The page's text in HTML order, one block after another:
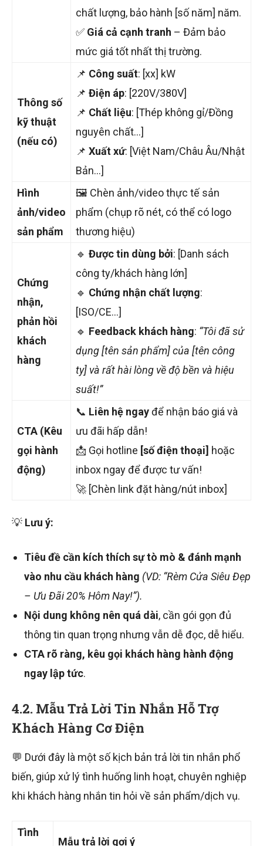
chất lượng, bảo hành [số năm] năm.
✅ Giá cả cạnh tranh – Đảm bảo
mức giá tốt nhất thị trường.
Thông số
kỹ thuật
(nếu có)
📌 Công suất: [xx] kW
📌 Điện áp: [220V/380V]
📌 Chất liệu: [Thép không gỉ/Đồng
nguyên chất…]
📌 Xuất xứ: [Việt Nam/Châu Âu/Nhật
Bản…]
Hình
ảnh/video
sản phẩm
🖼️ Chèn ảnh/video thực tế sản
phẩm (chụp rõ nét, có thể có logo
thương hiệu)
Chứng
nhận,
phản hồi
khách
hàng
🔹 Được tin dùng bởi: [Danh sách
công ty/khách hàng lớn]
🔹 Chứng nhận chất lượng:
[ISO/CE…]
🔹 Feedback khách hàng: “Tôi đã sử
dụng [tên sản phẩm] của [tên công
ty] và rất hài lòng về độ bền và hiệu
suất!”
CTA (Kêu
gọi hành
động)
📞 Liên hệ ngayđể nhận báo giá và
ưu đãi hấp dẫn!
📩 Gọi hotline [số điện thoại] hoặc
inbox ngay để được tư vấn!
🚀 [Chèn link đặt hàng/nút inbox]
💡 Lưu ý:
Tiêu đề cần kích thích sự tò mò & đánh mạnh
vào nhu cầu khách hàng (VD: “Rèm Cửa Siêu Đẹp
– Ưu Đãi 20% Hôm Nay!”).
Nội dung không nên quá dài, cần gói gọn đủ
thông tin quan trọng nhưng vẫn dễ đọc, dễ hiểu.
CTA rõ ràng, kêu gọi khách hàng hành động
ngay lập tức.
4.2. Mẫu Trả Lời Tin Nhắn Hỗ Trợ
Khách Hàng Cơ Điện
💬 Dưới đây là một số kịch bản trả lời tin nhắn phổ
biến, giúp xử lý tình huống linh hoạt, chuyên nghiệp
khi khách hàng nhắn tin hỏi về sản phẩm/dịch vụ.
Tình
Mẫu trả lời gợi ý